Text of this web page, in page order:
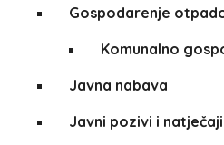
Gospodarenje
Komunalno
Javna nabava
Javni pozivi i natječaji